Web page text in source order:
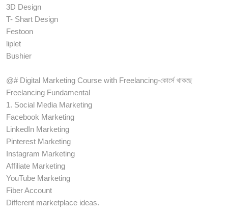
3D Design
T- Shart Design
Festoon
liplet
Bushier
@# Digital Marketing Course with Freelancing-কোর্সে থাকছে
Freelancing Fundamental
1. Social Media Marketing
Facebook Marketing
LinkedIn Marketing
Pinterest Marketing
Instagram Marketing
Affiliate Marketing
YouTube Marketing
Fiber Account
Different marketplace ideas.